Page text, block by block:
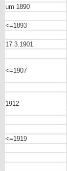
um 1890
<=1893
17.3.1901
<=1907
1912
<=1919